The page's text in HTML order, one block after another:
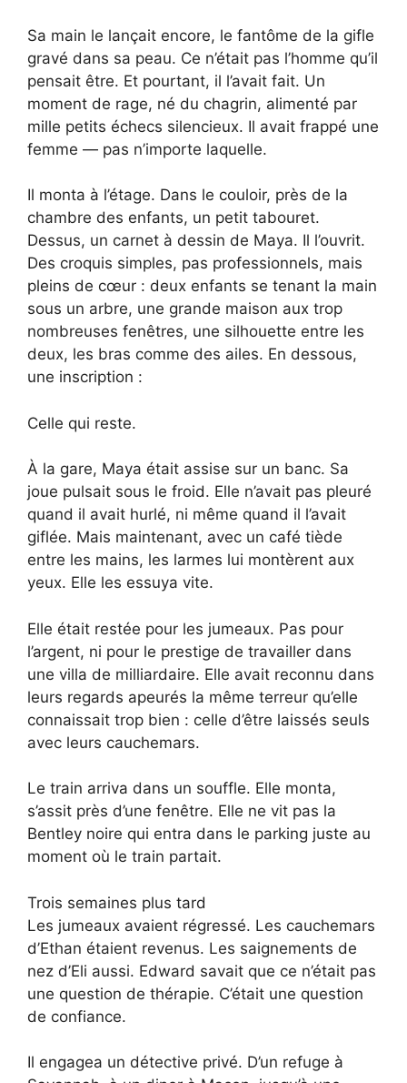
Sa main le lançait encore, le fantôme de la gifle
gravé dans sa peau. Ce n’était pas l’homme qu’il
pensait être. Et pourtant, il l’avait fait. Un
moment de rage, né du chagrin, alimenté par
mille petits échecs silencieux. Il avait frappé une
femme — pas n’importe laquelle.
Il monta à l’étage. Dans le couloir, près de la
chambre des enfants, un petit tabouret.
Dessus, un carnet à dessin de Maya. Il l’ouvrit.
Des croquis simples, pas professionnels, mais
pleins de cœur : deux enfants se tenant la main
sous un arbre, une grande maison aux trop
nombreuses fenêtres, une silhouette entre les
deux, les bras comme des ailes. En dessous,
une inscription :
Celle qui reste.
À la gare, Maya était assise sur un banc. Sa
joue pulsait sous le froid. Elle n’avait pas pleuré
quand il avait hurlé, ni même quand il l’avait
giflée. Mais maintenant, avec un café tiède
entre les mains, les larmes lui montèrent aux
yeux. Elle les essuya vite.
Elle était restée pour les jumeaux. Pas pour
l’argent, ni pour le prestige de travailler dans
une villa de milliardaire. Elle avait reconnu dans
leurs regards apeurés la même terreur qu’elle
connaissait trop bien : celle d’être laissés seuls
avec leurs cauchemars.
Le train arriva dans un souffle. Elle monta,
s’assit près d’une fenêtre. Elle ne vit pas la
Bentley noire qui entra dans le parking juste au
moment où le train partait.
Trois semaines plus tard
Les jumeaux avaient régressé. Les cauchemars
d’Ethan étaient revenus. Les saignements de
nez d’Eli aussi. Edward savait que ce n’était pas
une question de thérapie. C’était une question
de confiance.
Il engagea un détective privé. D’un refuge à